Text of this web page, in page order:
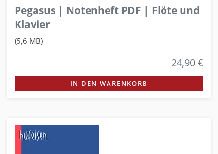
Pegasus | Notenheft PDF | Flöte und
Klavier
(5,6 MB)
24,90 €
IN DEN WARENKORB